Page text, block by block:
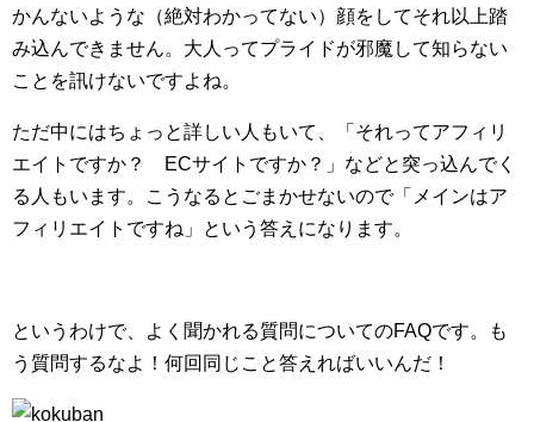
かんないような（絶対わかってない）顔をしてそれ以上踏
み込んできません。大人ってプライドが邪魔して知らない
ことを訊けないですよね。
ただ中にはちょっと詳しい人もいて、「それってアフィリ
エイトですか？ ECサイトですか？」などと突っ込んでく
る人もいます。こうなるとごまかせないので「メインはア
フィリエイトですね」という答えになります。
というわけで、よく聞かれる質問についてのFAQです。も
う質問するなよ！何回同じこと答えればいいんだ！